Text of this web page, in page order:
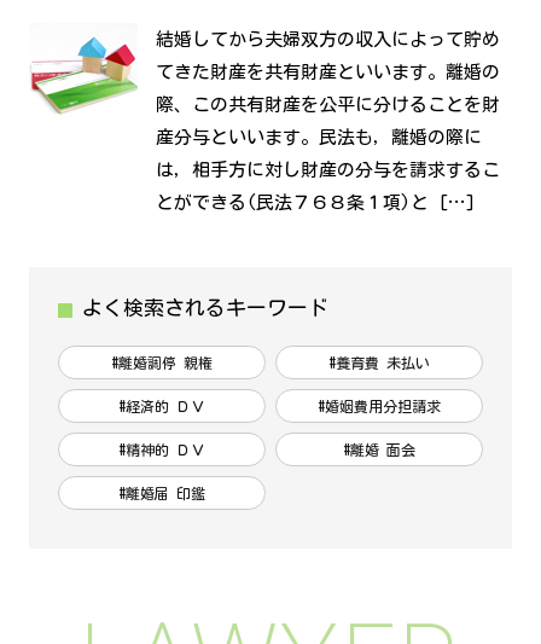
結婚してから夫婦双方の収入によって貯め
てきた財産を共有財産といいます。離婚の
際、この共有財産を公平に分けることを財
産分与といいます。民法も，離婚の際に
は，相手方に対し財産の分与を請求するこ
とができる(民法７６８条１項)と […]
よく検索されるキーワード
#離婚調停 親権 #養育費 未払い
#経済的 ＤＶ #婚姻費用分担請求
#精神的 ＤＶ #離婚 面会
#離婚届 印鑑